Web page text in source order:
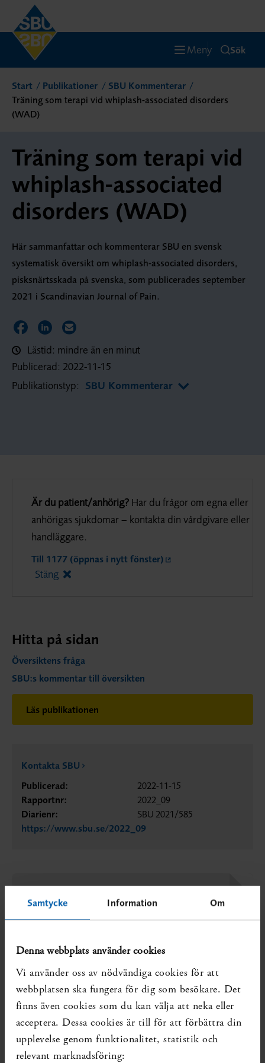
Samtycke Information Om
Denna webbplats använder cookies
Vi använder oss av nödvändiga cookies för att
webbplatsen ska fungera för dig som besökare. Det
finns även cookies som du kan välja att neka eller
acceptera. Dessa cookies är till för att förbättra din
upplevelse genom funktionalitet, statistik och
relevant marknadsföring:
Meny Sök
Start Publikationer
SBU Kommenterar
Träning som terapi vid whiplash-associated disorders
(WAD)
Träning som terapi vid
whiplash-associated
disorders (WAD)
Här sammanfattar och kommenterar SBU en svensk
systematisk översikt om whiplash-associated disorders,
pisksnärtsskada på svenska, som publicerades september
2021 i Scandinavian Journal of Pain.
Dela sidan på Facebook
Dela sidan på LinkedIn
Dela sidan via E-post
Lästid: mindre än en minut
Publicerad: 2022-11-15
Publikationstyp: SBU Kommenterar
Är du patient/anhörig? Har du frågor om egna eller
anhörigas sjukdomar – kontakta din vårdgivare eller
handläggare.
Till 1177 (öppnas i nytt fönster)
Stäng
Hitta på sidan
Översiktens fråga
SBU:s kommentar till översikten
Läs publikationen
Kontakta SBU
Publicerad:
2022-11-15
Rapportnr:
2022_09
Diarienr:
SBU 2021/585
https://www.sbu.se/2022_09
Översiktens fråga
Vilken effekt har träningsterapi på smärta och
funktion hos personer med whiplash-
associated disorders (WAD)?
SBU:s kommentar till
översikten
SBU delar författarnas bedömning att